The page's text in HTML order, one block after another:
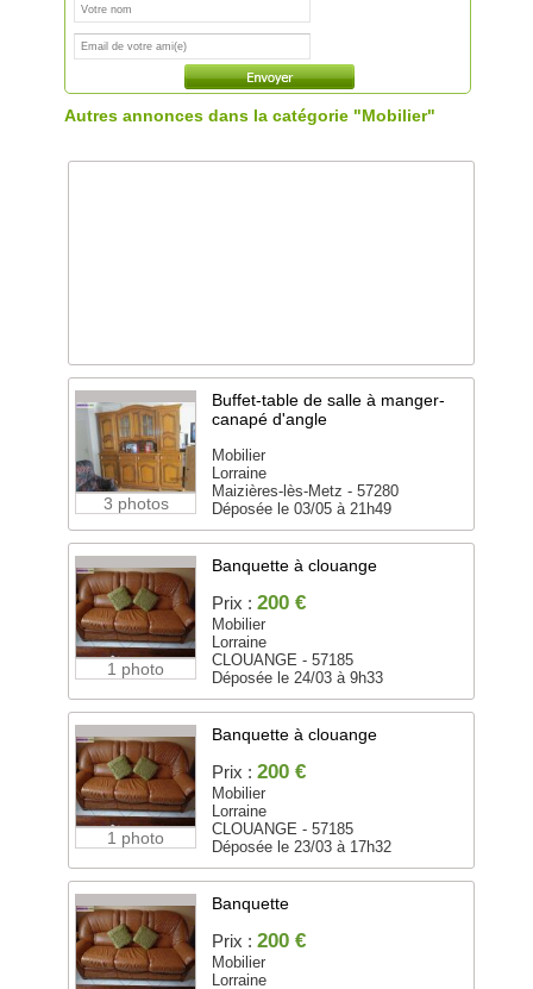
Autres annonces dans la catégorie "Mobilier"
3 photos
Buffet-table de salle à manger-
canapé d'angle
Mobilier
Lorraine
Maizières-lès-Metz - 57280
Déposée le 03/05 à 21h49
1 photo
Banquette à clouange
Prix : 200 €
Mobilier
Lorraine
CLOUANGE - 57185
Déposée le 24/03 à 9h33
1 photo
Banquette à clouange
Prix : 200 €
Mobilier
Lorraine
CLOUANGE - 57185
Déposée le 23/03 à 17h32
Banquette
Prix : 200 €
Mobilier
Lorraine